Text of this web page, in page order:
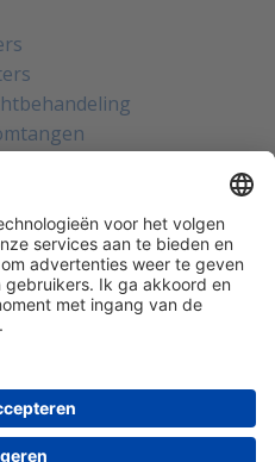
NEN-3140
water